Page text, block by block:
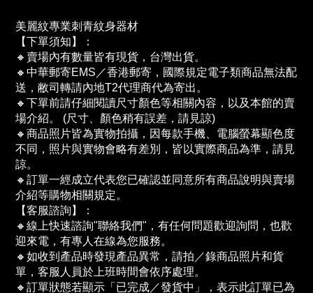
美麗紋專業刺青紋身器材
【下單須知】：
🔸賣場內有數量皆有現貨，台灣出貨。
🔸中華郵寄EMS／香港郵寄，國際規定電子類商品無法配
送，敝司轉請內地T2代理商代為寄出。
🔸下單前請仔細閱讀尺寸顏色等相關內容，以及本館的賣
場介紹。 (尺寸、顏色稍有誤差，請見諒)
🔸商品照片皆為實物拍攝，因每款手機、電腦螢幕顯色度
不同，照片與實物會略有差別，皆以實際商品為準，請見
諒。
🔸訂單一經成立代表您已確認並同意所有商品說明與賣場
介紹等購物相關規定。
【客服諮詢】：
🔸線上快速諮詢"聯絡我們"，有任何問題歡迎詢問，也歡
迎來電，有專人在線為您服務。
🔸如收到產品時發現產品異常，請拍／錄商品照片和貨
單，客服人員於上班時間會依序處理。
🔸訂單狀態若顯示「已完成／發貨中」，表示此訂單已為